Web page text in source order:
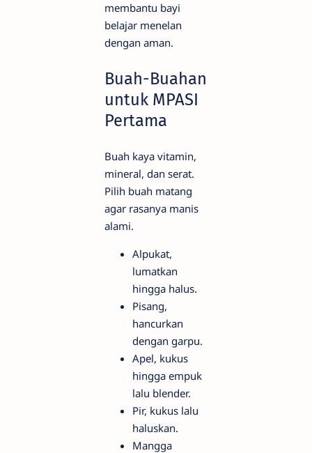
membantu bayi
belajar menelan
dengan aman.
Buah-Buahan
untuk MPASI
Pertama
Buah kaya vitamin,
mineral, dan serat.
Pilih buah matang
agar rasanya manis
alami.
Alpukat,
lumatkan
hingga halus.
Pisang,
hancurkan
dengan garpu.
Apel, kukus
hingga empuk
lalu blender.
Pir, kukus lalu
haluskan.
Mangga